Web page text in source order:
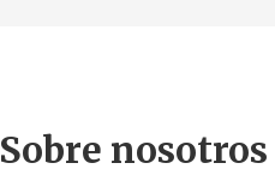
Sobre nosotros